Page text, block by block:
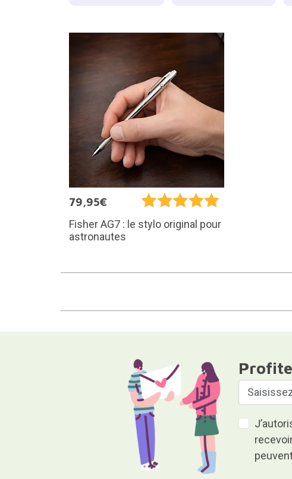
79,95€
Fisher AG7 : le stylo original pour
astronautes